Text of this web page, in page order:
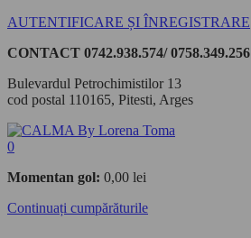
AUTENTIFICARE ȘI ÎNREGISTRARE
CONTACT 0742.938.574/ 0758.349.256
Bulevardul Petrochimistilor 13
cod postal 110165, Pitesti, Arges
0
Momentan gol: 0,00 lei
Continuați cumpărăturile